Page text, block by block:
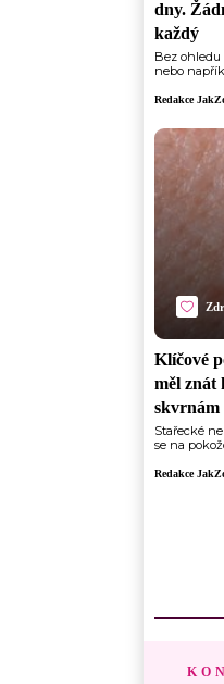
dny.
každý
Bez ohledu
nebo
Redakce
Klíčové
měl znát
skvrnám
Stařecké
se na
Redakce